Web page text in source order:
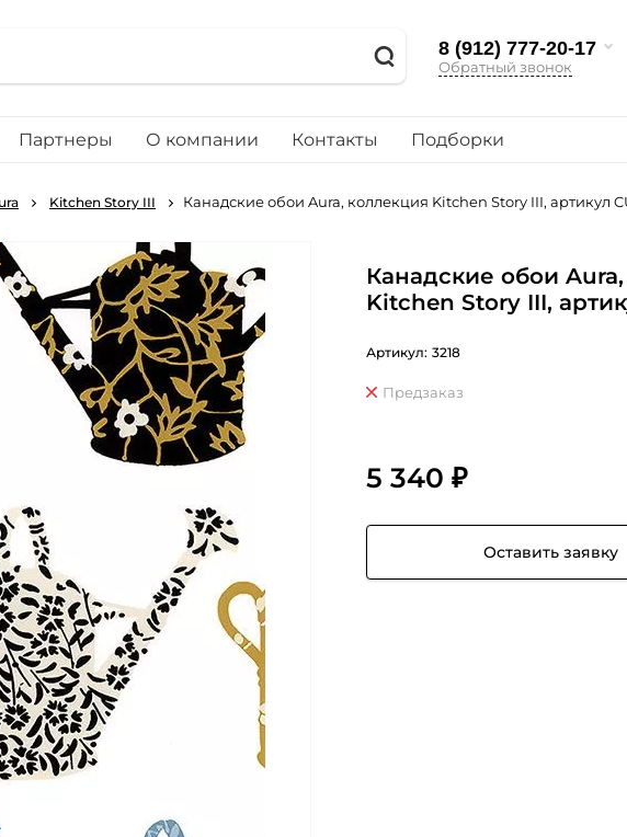
8 (912) 777-20-17
Обратный звонок
Партнеры О компании Контакты Подборки
Kitchen Story III Канадские обои Aura, коллекция Kitchen Story III, артикул
Канадские обои
Kitchen Story III,
Артикул: 3218
Предзаказ
5 340 ₽
Оставить заявку